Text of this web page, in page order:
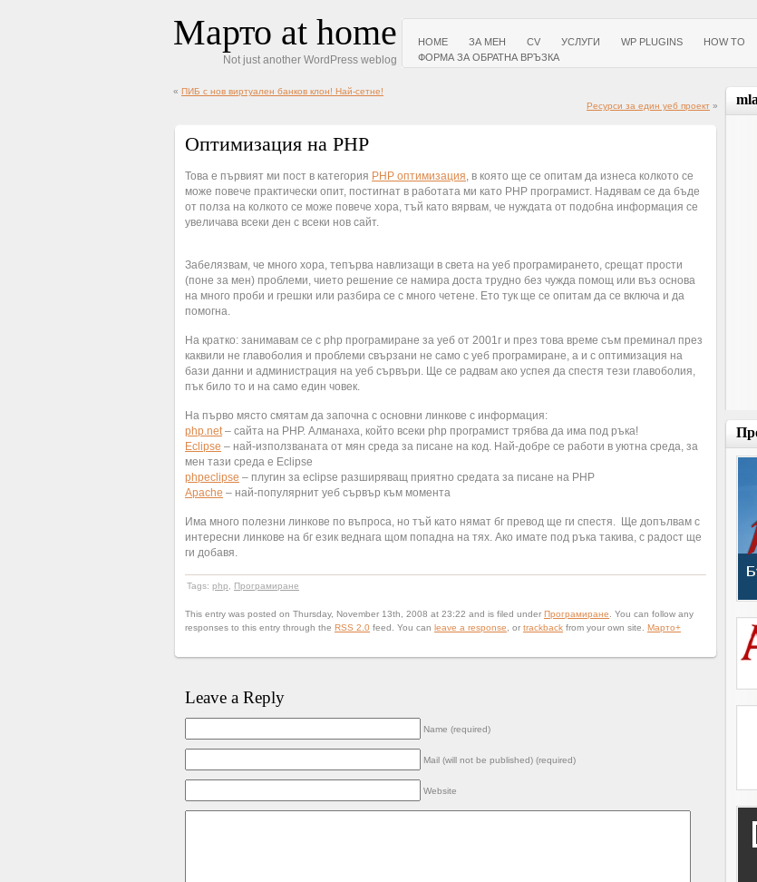
Марто at home
Not just another WordPress weblog
HOME ЗА МЕН CV УСЛУГИ WP PLUGINS
HOW TO
ФОРМА ЗА ОБРАТНА ВРЪЗКА
« ПИБ с нов виртуален банков клон! Най-сетне!
Ресурси за един уеб проект »
Оптимизация на PHP
Това е първият ми пост в категория PHP оптимизация, в която ще се опитам да изнеса колкото се
може повече практически опит, постигнат в работата ми като PHP програмист. Надявам се да бъде
от полза на колкото се може повече хора, тъй като вярвам, че нуждата от подобна информация се
увеличава всеки ден с всеки нов сайт.
Забелязвам, че много хора, тепърва навлизащи в света на уеб програмирането, срещат прости
(поне за мен) проблеми, чието решение се намира доста трудно без чужда помощ или въз основа
на много проби и грешки или разбира се с много четене. Ето тук ще се опитам да се включа и да
помогна.
На кратко: занимавам се с php програмиране за уеб от 2001г и през това време съм преминал през
каквили не главоболия и проблеми свързани не само с уеб програмиране, а и с оптимизация на
бази данни и администрация на уеб сървъри. Ще се радвам ако успея да спестя тези главоболия,
пък било то и на само един човек.
На първо място смятам да започна с основни линкове с информация:
php.net– сайта на PHP. Алманаха, който всеки php програмист трябва да има под ръка!
Eclipse – най-използваната от мян среда за писане на код. Най-добре се работи в уютна среда, за
мен тази среда е Eclipse
phpeclipse – плугин за eclipse разширяващ приятно средата за писане на PHP
Apache – най-популярнит уеб сървър към момента
Има много полезни линкове по въпроса, но тъй като нямат бг превод ще ги спестя. Ще допълвам с
интересни линкове на бг език веднага щом попадна на тях. Ако имате под ръка такива, с радост ще
ги добавя.
Tags: php Програмиране
This entry was posted on Thursday, November 13th, 2008 at 23:22 and is filed under Програмиране . You can follow any
responses to this entry through the RSS 2.0 feed. You can leave a response , or trackback from your own site. Марто+
Leave a Reply
Name (required)
Mail (will not be published) (required)
Website